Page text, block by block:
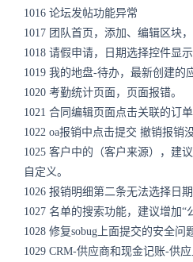
1016 论坛发帖功能异常
1017 团队首页，添加、编辑区块，
1018 请假申请，日期选择控件显
1019 我的地盘-待办，最新创建的
1020 考勤统计页面，页面报错。
1021 合同编辑页面点击关联的订
1022 oa报销中点击提交 撤销报销
1025 客户中的（客户来源），建
自定义。
1026 报销明细第二条无法选择日期
1027 名单的搜索功能，建议增加“
1028 修复sobug上面提交的安全问
1029 CRM-供应商和现金记账-供